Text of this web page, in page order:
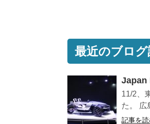
最近のブログ
Japan
11/2、
た。 広
記事を